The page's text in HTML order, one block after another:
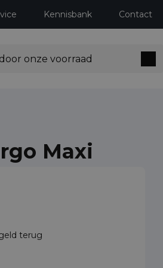
Kennisbank Contact
Maxi
terug